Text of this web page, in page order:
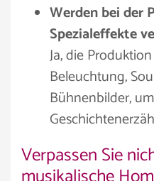
Werden bei der
Spezialeffekte
Ja, die
Beleuchtung,
Bühnenbilder,
Verpassen Sie